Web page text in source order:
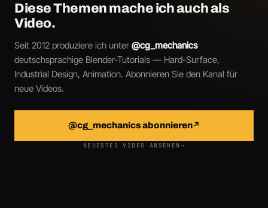
Diese Themen mache ich auch als
Video.
Seit 2012 produziere ich unter @cg_mechanics
deutschsprachige Blender-Tutorials — Hard-Surface,
Industrial Design, Animation. Abonnieren Sie den Kanal für
neue Videos.
@cg_mechanics abonnieren↗
NEUESTES VIDEO ANSEHEN →